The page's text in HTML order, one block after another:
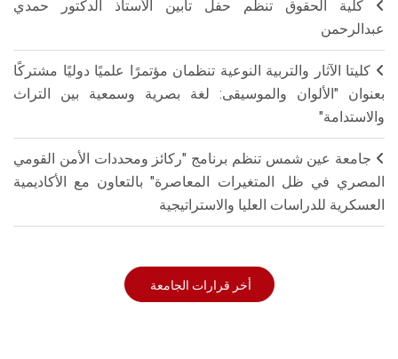
كلية الحقوق تنظم حفل تأبين الأستاذ الدكتور حمدي
عبدالرحمن
كليتا الآثار والتربية النوعية تنظمان مؤتمرًا علميًا دوليًا مشتركًا
بعنوان "الألوان والموسيقى: لغة بصرية وسمعية بين التراث
والاستدامة"
جامعة عين شمس تنظم برنامج "ركائز ومحددات الأمن القومي
المصري في ظل المتغيرات المعاصرة" بالتعاون مع الأكاديمية
العسكرية للدراسات العليا والاستراتيجية
أخر قرارات الجامعة